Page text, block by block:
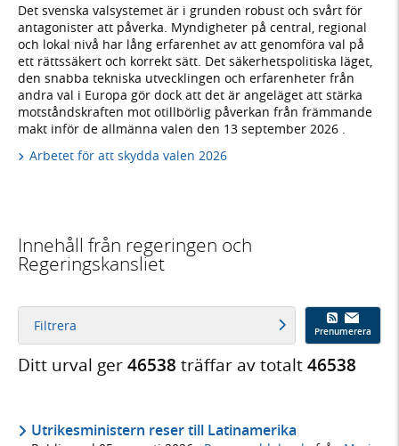
Det svenska valsystemet är i grunden robust och svårt för
antagonister att påverka. Myndigheter på central, regional
och lokal nivå har lång erfarenhet av att genomföra val på
ett rättssäkert och korrekt sätt. Det säkerhetspolitiska läget,
den snabba tekniska utvecklingen och erfarenheter från
andra val i Europa gör dock att det är angeläget att stärka
motståndskraften mot otillbörlig påverkan från främmande
makt inför de allmänna valen den 13 september 2026 .
Arbetet för att skydda valen 2026
Innehåll från regeringen och
Regeringskansliet
Filtrera Prenumerera
Ditt urval ger46538 träffar av totalt46538
Utrikesministern reser till Latinamerika